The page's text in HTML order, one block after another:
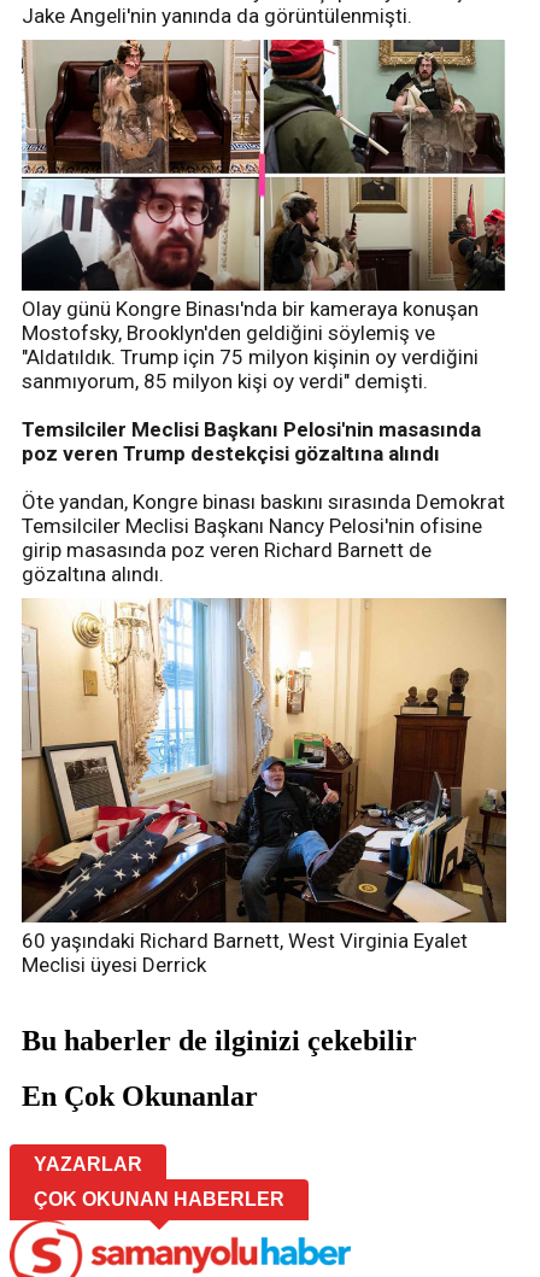
Jake Angeli'nin yanında da görüntülenmişti.
Olay günü Kongre Binası'nda bir kameraya konuşan
Mostofsky, Brooklyn'den geldiğini söylemiş ve
"Aldatıldık. Trump için 75 milyon kişinin oy verdiğini
sanmıyorum, 85 milyon kişi oy verdi" demişti.
Temsilciler Meclisi Başkanı Pelosi'nin masasında
poz veren Trump destekçisi gözaltına alındı
Öte yandan, Kongre binası baskını sırasında Demokrat
Temsilciler Meclisi Başkanı Nancy Pelosi'nin ofisine
girip masasında poz veren Richard Barnett de
gözaltına alındı.
60 yaşındaki Richard Barnett, West Virginia Eyalet
Meclisi üyesi Derrick
Bu haberler de ilginizi çekebilir
En Çok Okunanlar
YAZARLAR
ÇOK OKUNAN HABERLER